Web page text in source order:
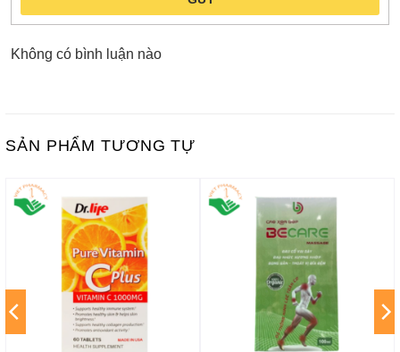
Không có bình luận nào
SẢN PHẨM TƯƠNG TỰ